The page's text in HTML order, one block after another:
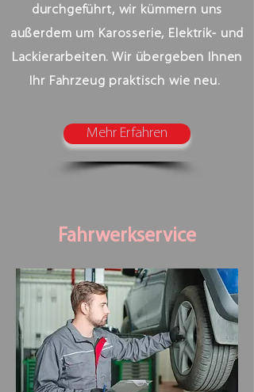
durchgeführt, wir kümmern uns
außerdem um Karosserie, Elektrik- und
Lackierarbeiten. Wir übergeben Ihnen
Ihr Fahrzeug praktisch wie neu.
Mehr Erfahren
Fahrwerkservice